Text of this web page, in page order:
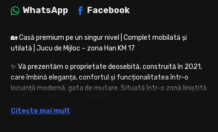
WhatsApp Facebook
🏡 Casă premium pe un singur nivel | Complet mobilată și
utilată | Jucu de Mijloc – zona Han KM 17
✨ Vă prezentăm o proprietate deosebită, construită în 2021,
care îmbină eleganța, confortul și funcționalitatea într-o
locuință modernă, gata de mutare. Situată într-o zonă liniștită
către Cluj-Napoca prin două rute de acces.
Citește mai mult